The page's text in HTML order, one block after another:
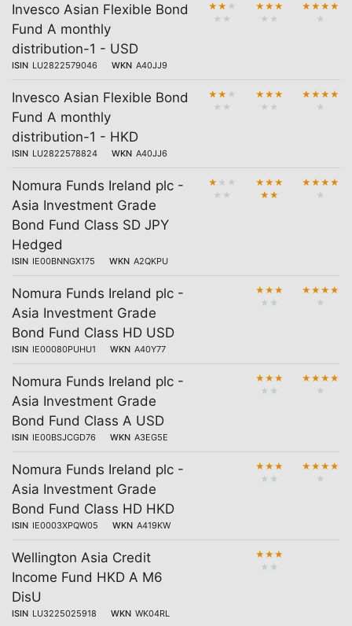
Invesco Asian Flexible Bond
Fund A monthly
distribution-1 - USD
ISIN LU2822579046 WKN A40JJ9
★ ★ ★
★ ★
★ ★ ★
★ ★
★ ★ ★ ★
★
Invesco Asian Flexible Bond
Fund A monthly
distribution-1 - HKD
ISIN LU2822578824 WKN A40JJ6
★ ★ ★
★ ★
★ ★ ★
★ ★
★ ★ ★ ★
★
Nomura Funds Ireland plc -
Asia Investment Grade
Bond Fund Class SD JPY
Hedged
ISIN IE00BNNGX175 WKN A2QKPU
★ ★ ★
★ ★
★ ★ ★
★ ★
★ ★ ★ ★
★
Nomura Funds Ireland plc -
Asia Investment Grade
Bond Fund Class HD USD
ISIN IE00080PUHU1 WKN A40Y77
★ ★ ★
★ ★
★ ★ ★ ★
★
Nomura Funds Ireland plc -
Asia Investment Grade
Bond Fund Class A USD
ISIN IE00BSJCGD76 WKN A3EG5E
★ ★ ★
★ ★
★ ★ ★ ★
★
Nomura Funds Ireland plc -
Asia Investment Grade
Bond Fund Class HD HKD
ISIN IE0003XPQW05 WKN A419KW
★ ★ ★
★ ★
★ ★ ★ ★
★
Wellington Asia Credit
Income Fund HKD A M6
DisU
ISIN LU3225025918 WKN WK04RL
★ ★ ★
★ ★